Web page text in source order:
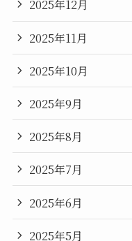
2025年12月
2025年11月
2025年10月
2025年9月
2025年8月
2025年7月
2025年6月
2025年5月